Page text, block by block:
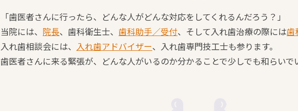
「歯医者さんに行ったら、どんな人がどんな対応をしてくれるんだろう？」
当院には、 院長、歯科衛生士、 歯科助手／受付、そして入れ歯治療の際には歯
入れ歯相談会には、 入れ歯アドバイザー、入れ歯専門技工士も参ります。
歯医者さんに来る緊張が、どんな人がいるのか分かることで少しでも和らいで